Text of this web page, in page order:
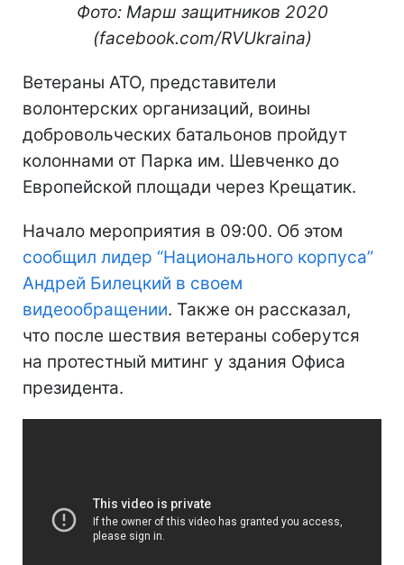
Фото: Марш защитников 2020
(facebook.com/RVUkraina)
Ветераны АТО, представители
волонтерских организаций, воины
добровольческих батальонов пройдут
колоннами от Парка им. Шевченко до
Европейской площади через Крещатик.
Начало мероприятия в 09:00. Об этом
сообщил лидер “Национального корпуса”
Андрей Билецкий в своем
видеообращении. Также он рассказал,
что после шествия ветераны соберутся
на протестный митинг у здания Офиса
президента.